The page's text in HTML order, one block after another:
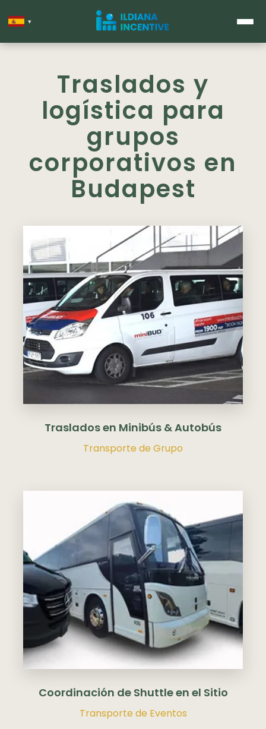
▾
Traslados y
logística para
grupos
corporativos en
Budapest
Traslados en Minibús & Autobús
Transporte de Grupo
Coordinación de Shuttle en el Sitio
Transporte de Eventos